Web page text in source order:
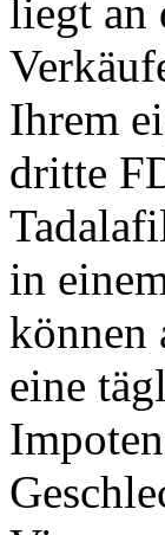
liegt an
Ihrem
dritte
in
können
eine